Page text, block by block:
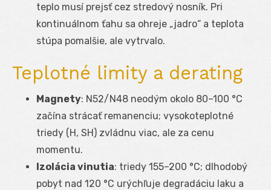
teplo musí prejsť cez stredový nosník. Pri
kontinuálnom ťahu sa ohreje „jadro“ a teplota
stúpa pomalšie, ale vytrvalo.
Teplotné limity a derating
Magnety: N52/N48 neodým okolo 80–100 °C
začína strácať remanenciu; vysokoteplotné
triedy (H, SH) zvládnu viac, ale za cenu
momentu.
Izolácia vinutia: triedy 155–200 °C; dlhodobý
pobyt nad 120 °C urýchľuje degradáciu laku a